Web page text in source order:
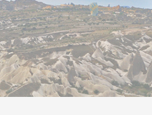
Stein &